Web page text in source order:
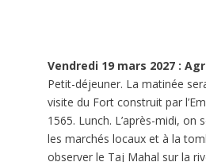
Vendredi 19 mars 2027 :
Petit-déjeuner. La matinée
visite du Fort construit par
1565. Lunch. L’après-midi, on
les marchés locaux et à la
observer le Taj Mahal sur la